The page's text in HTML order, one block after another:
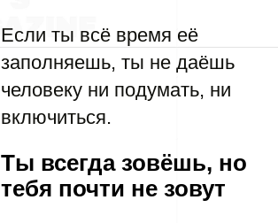
Если ты всё время её
заполняешь, ты не даёшь
человеку ни подумать, ни
включиться.
Ты всегда зовёшь, но
тебя почти не зовут